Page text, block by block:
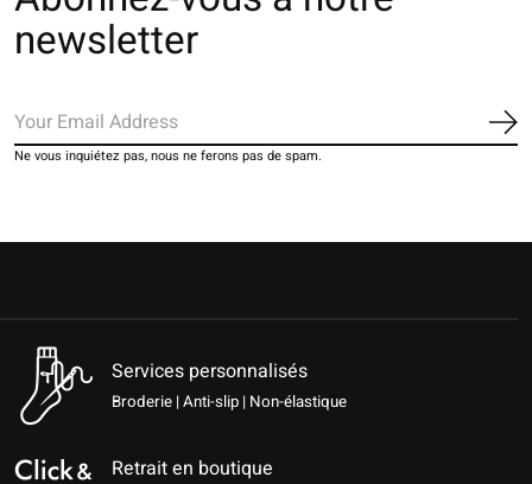
newsletter
Ne vous inquiétez pas, nous ne ferons pas de spam.
Services personnalisés
Broderie | Anti-slip | Non-élastique
Retrait en boutique